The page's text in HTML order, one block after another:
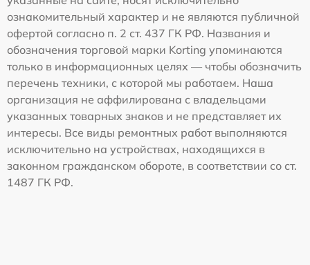
ознакомительный характер и не являются публичной
офертой согласно п. 2 ст. 437 ГК РФ. Названия и
обозначения торговой марки Korting упоминаются
только в информационных целях — чтобы обозначить
перечень техники, с которой мы работаем. Наша
организация не аффилирована с владельцами
указанных товарных знаков и не представляет их
интересы. Все виды ремонтных работ выполняются
исключительно на устройствах, находящихся в
законном гражданском обороте, в соответствии со ст.
1487 ГК РФ.